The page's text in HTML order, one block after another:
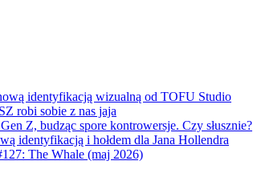
identyfikacją wizualną od TOFU Studio
robi sobie z nas jaja
Z, budząc spore kontrowersje. Czy słusznie?
identyfikacją i hołdem dla Jana Hollendra
The Whale (maj 2026)